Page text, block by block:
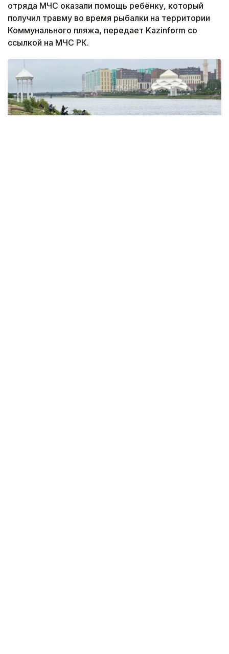
отряда МЧС оказали помощь ребёнку, который
получил травму во время рыбалки на территории
Коммунального пляжа, передает Kazinform со
ссылкой на МЧС РК.